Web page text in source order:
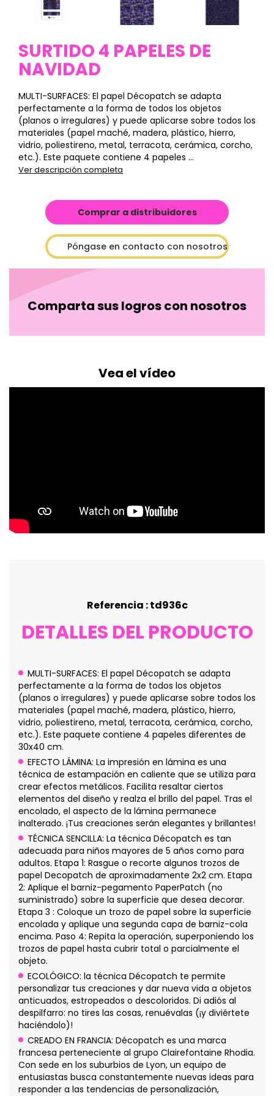
SURTIDO 4 PAPELES DE
NAVIDAD
MULTI-SURFACES: El papel Décopatch se adapta
perfectamente a la forma de todos los objetos
(planos o irregulares) y puede aplicarse sobre todos los
materiales (papel maché, madera, plástico, hierro,
vidrio, poliestireno, metal, terracota, cerámica, corcho,
etc.). Este paquete contiene 4 papeles ...
Ver descripción completa
Comprar a distribuidores
Póngase en contacto con nosotros
Comparta sus logros con nosotros
Vea el vídeo
Referencia : td936c
DETALLES DEL PRODUCTO
MULTI-SURFACES: El papel Décopatch se adapta
perfectamente a la forma de todos los objetos
(planos o irregulares) y puede aplicarse sobre todos los
materiales (papel maché, madera, plástico, hierro,
vidrio, poliestireno, metal, terracota, cerámica, corcho,
etc.). Este paquete contiene 4 papeles diferentes de
30x40 cm.
EFECTO LÁMINA: La impresión en lámina es una
técnica de estampación en caliente que se utiliza para
crear efectos metálicos. Facilita resaltar ciertos
elementos del diseño y realza el brillo del papel. Tras el
encolado, el aspecto de la lámina permanece
inalterado. ¡Tus creaciones serán elegantes y brillantes!
TÉCNICA SENCILLA: La técnica Décopatch es tan
adecuada para niños mayores de 5 años como para
adultos. Etapa 1: Rasgue o recorte algunos trozos de
papel Decopatch de aproximadamente 2x2 cm. Etapa
2: Aplique el barniz-pegamento PaperPatch (no
suministrado) sobre la superficie que desea decorar.
Etapa 3 : Coloque un trozo de papel sobre la superficie
encolada y aplique una segunda capa de barniz-cola
encima. Paso 4: Repita la operación, superponiendo los
trozos de papel hasta cubrir total o parcialmente el
objeto.
ECOLÓGICO: la técnica Décopatch te permite
personalizar tus creaciones y dar nueva vida a objetos
anticuados, estropeados o descoloridos. Di adiós al
despilfarro: no tires las cosas, renuévalas (¡y diviértete
haciéndolo)!
CREADO EN FRANCIA: Décopatch es una marca
francesa perteneciente al grupo Clairefontaine Rhodia.
Con sede en los suburbios de Lyon, un equipo de
entusiastas busca constantemente nuevas ideas para
responder a las tendencias de personalización,